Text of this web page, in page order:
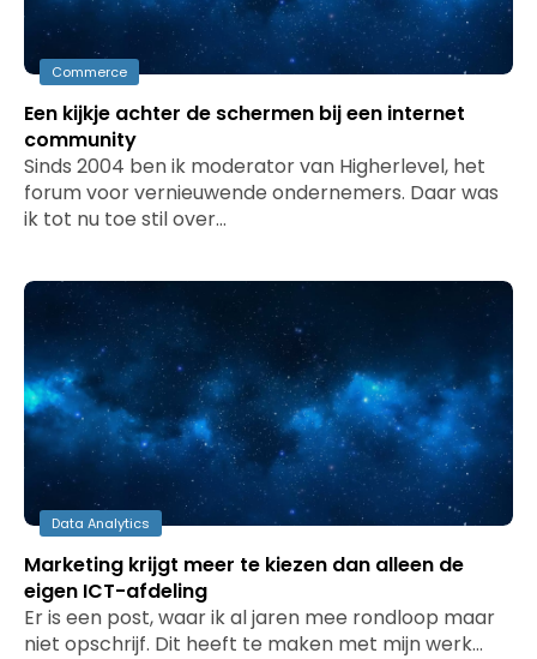
Commerce
Een kijkje achter de schermen bij een internet
community
Sinds 2004 ben ik moderator van Higherlevel, het
forum voor vernieuwende ondernemers. Daar was
ik tot nu toe stil over…
Data Analytics
Marketing krijgt meer te kiezen dan alleen de
eigen ICT-afdeling
Er is een post, waar ik al jaren mee rondloop maar
niet opschrijf. Dit heeft te maken met mijn werk…